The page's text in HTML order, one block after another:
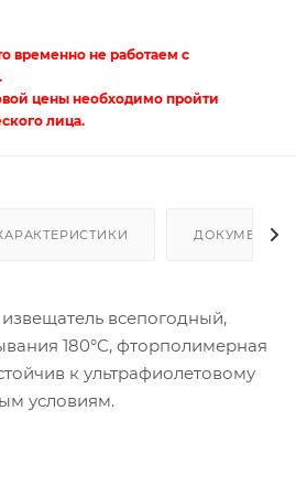
временно не работаем с
цены необходимо пройти
лица.
ДОКУМЕНТЫ
всепогодный,
180°С, фторполимерная
к ультрафиолетовому
условиям.